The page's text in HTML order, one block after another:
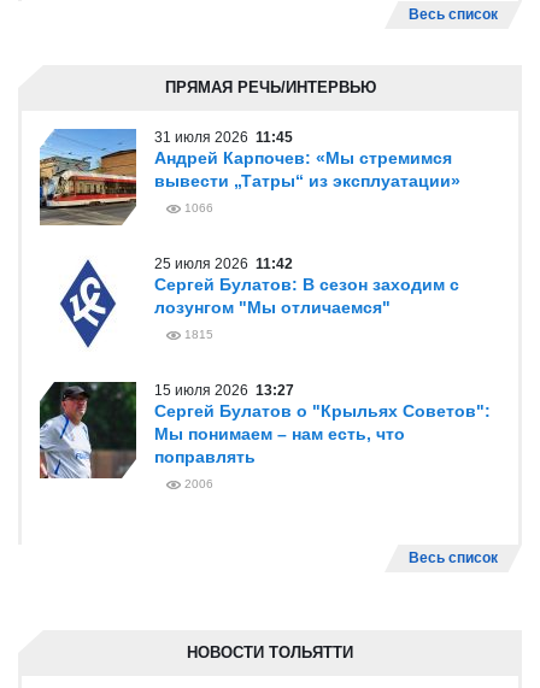
Весь список
ПРЯМАЯ РЕЧЬ/ИНТЕРВЬЮ
31 июля 2026 11:45
Андрей Карпочев: «Мы стремимся
вывести „Татры“ из эксплуатации»
1066
25 июля 2026 11:42
Сергей Булатов: В сезон заходим с
лозунгом "Мы отличаемся"
1815
15 июля 2026 13:27
Сергей Булатов о "Крыльях Советов":
Мы понимаем – нам есть, что
поправлять
2006
Весь список
НОВОСТИ ТОЛЬЯТТИ